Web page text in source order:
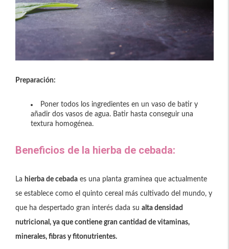
Preparación:
Poner todos los ingredientes en un vaso de batir y
añadir dos vasos de agua. Batir hasta conseguir una
textura homogénea.
Beneficios de la hierba de cebada:
La hierba de cebada es una planta gramínea que actualmente
se establece como el quinto cereal más cultivado del mundo, y
que ha despertado gran interés dada su alta densidad
nutricional, ya que contiene gran cantidad de vitaminas,
minerales, fibras y fitonutrientes.